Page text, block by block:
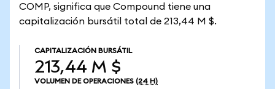
COMP, significa que Compound tiene una
capitalización bursátil total de 213,44 M $.
CAPITALIZACIÓN BURSÁTIL
213,44 M $
VOLUMEN DE OPERACIONES (24 H)